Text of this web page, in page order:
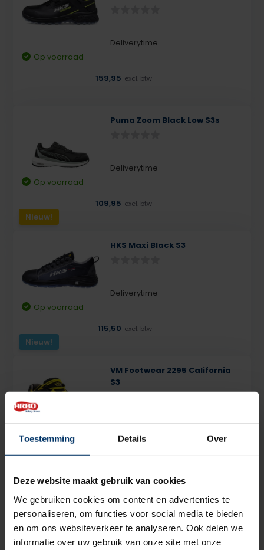
Toestemming Details Over
Deze website maakt gebruik van cookies
We gebruiken cookies om content en advertenties te
personaliseren, om functies voor social media te bieden
en om ons websiteverkeer te analyseren. Ook delen we
informatie over uw gebruik van onze site met onze
Deliverytime
Op voorraad
159,95 excl. btw
Nieuw!
Puma Zoom Black Low S3s
Deliverytime
Op voorraad
109,95 excl. btw
Nieuw!
HKS Maxi Black S3
Deliverytime
Op voorraad
115,50 excl. btw
VM Footwear 2295 California
S3
Niet op voorraad
Elten 729901 Sensation XX10
Low S3